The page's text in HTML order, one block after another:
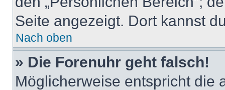
Seite angezeigt. Dort kannst
Nach oben
» Die Forenuhr geht falsch!
Möglicherweise entspricht die